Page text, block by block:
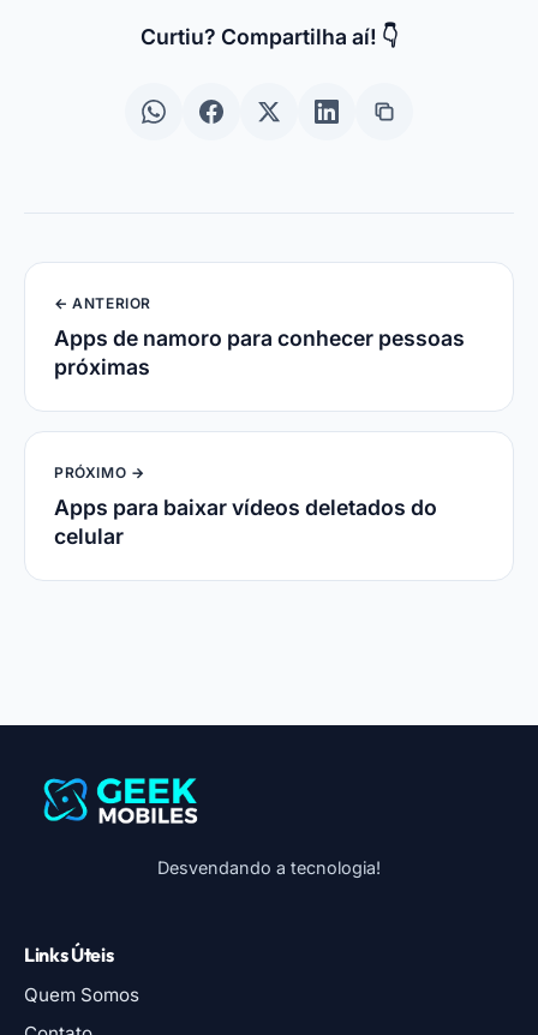
Curtiu? Compartilha aí! 👇
← ANTERIOR
Apps de namoro para conhecer pessoas
próximas
PRÓXIMO →
Apps para baixar vídeos deletados do
celular
Desvendando a tecnologia!
Links Úteis
Quem Somos